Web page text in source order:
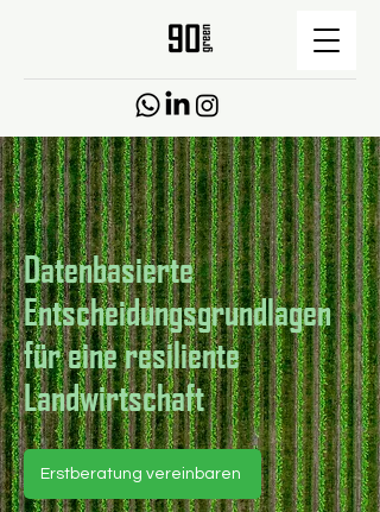
Datenbasierte
Entscheidungsgrundlagen
für eine resiliente
Landwirtschaft
Erstberatung vereinbaren